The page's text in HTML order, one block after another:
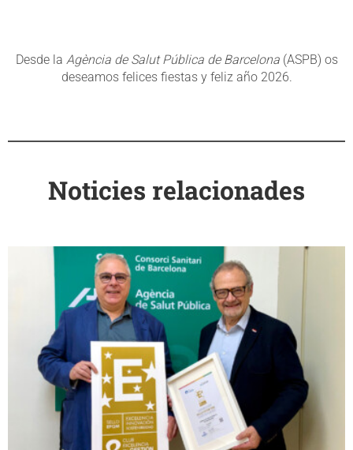
Desde la Agència de Salut Pública de Barcelona(ASPB) os
deseamos felices fiestas y feliz año 2026.
Noticies relacionades